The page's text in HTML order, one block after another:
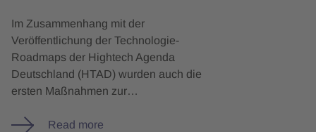
Im Zusammenhang mit der
Veröffentlichung der Technologie-
Roadmaps der Hightech Agenda
Deutschland (HTAD) wurden auch die
ersten Maßnahmen zur…
Read more